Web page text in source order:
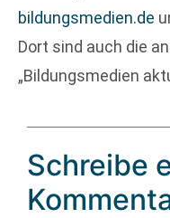
bildungsmedien.de
Dort sind auch die
„Bil­dungsmedien
Schreibe